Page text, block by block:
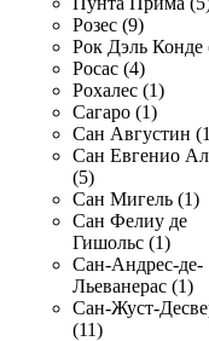
Розес (9)
Рок Дэль Конде
Росас (4)
Рохалес (1)
Сагаро (1)
Сан Августин
Сан Евгенио
(5)
Сан Мигель (1)
Сан Фелиу де
Гишольс (1)
Сан-Андрес-де-
Льеванерас (1)
Сан-Жуст-
(11)